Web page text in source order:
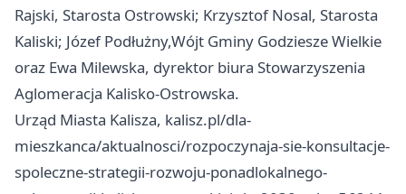
Rajski, Starosta Ostrowski; Krzysztof Nosal, Starosta
Kaliski; Józef Podłużny,Wójt Gminy Godziesze Wielkie
oraz Ewa Milewska, dyrektor biura Stowarzyszenia
Aglomeracja Kalisko-Ostrowska.
Urząd Miasta Kalisza, kalisz.pl/dla-
mieszkanca/aktualnosci/rozpoczynaja-sie-konsultacje-
spoleczne-strategii-rozwoju-ponadlokalnego-